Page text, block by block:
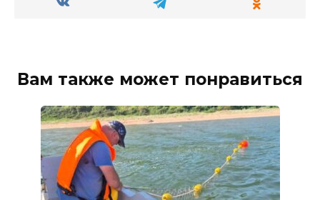
Вам также может понравиться